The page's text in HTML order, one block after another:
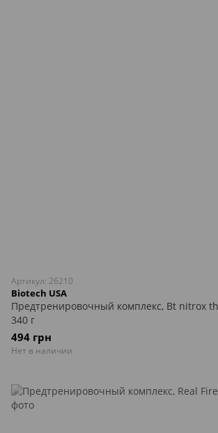
Артикул: 26210
Biotech USA
Предтренировочный комплекс, Bt nitrox
340 г
494 грн
Нет в наличии